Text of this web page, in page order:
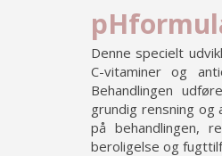
Denne specielt
C-vitaminer og
Behandlingen
grundig rensning og
på behandlingen,
beroligelse og